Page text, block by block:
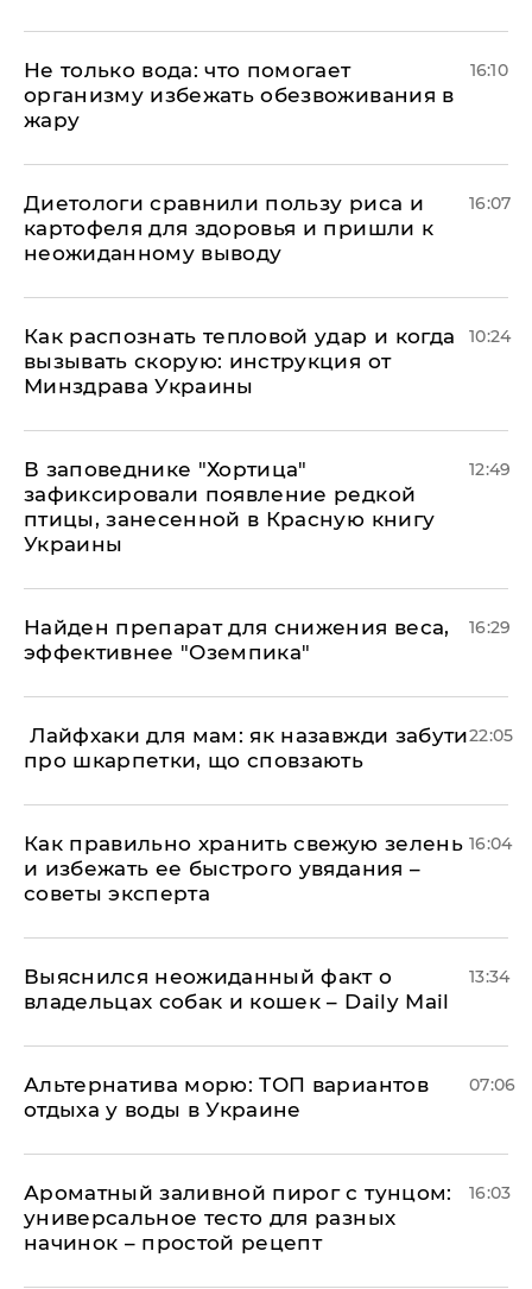
Не только вода: что помогает
организму избежать обезвоживания в
жару
16:10
Диетологи сравнили пользу риса и
картофеля для здоровья и пришли к
неожиданному выводу
16:07
Как распознать тепловой удар и когда
вызывать скорую: инструкция от
Минздрава Украины
10:24
В заповеднике "Хортица"
зафиксировали появление редкой
птицы, занесенной в Красную книгу
Украины
12:49
Найден препарат для снижения веса,
эффективнее "Оземпика"
16:29
​ Лайфхаки для мам: як назавжди забути
про шкарпетки, що сповзають
22:05
Как правильно хранить свежую зелень
и избежать ее быстрого увядания –
советы эксперта
16:04
Выяснился неожиданный факт о
владельцах собак и кошек – Daily Mail
13:34
Альтернатива морю: ТОП вариантов
отдыха у воды в Украине
07:06
Ароматный заливной пирог с тунцом:
универсальное тесто для разных
начинок – простой рецепт
16:03